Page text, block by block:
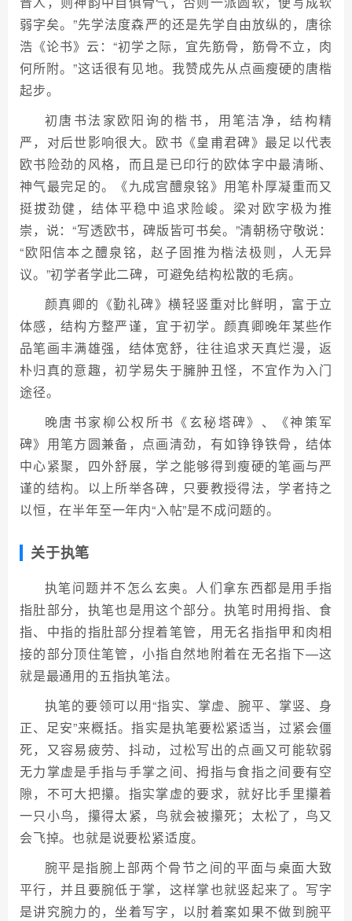
弱字矣。”先学法度森严的还是先学自由放纵的，唐徐
浩《论书》云：“初学之际，宜先筋骨，筋骨不立，肉
何所附。”这话很有见地。我赞成先从点画瘦硬的唐楷
起步。
初唐书法家欧阳询的楷书，用笔洁净，结构精
严，对后世影响很大。欧书《皇甫君碑》最足以代表
欧书险劲的风格，而且是已印行的欧体字中最清晰、
神气最完足的。《九成宫醴泉铭》用笔朴厚凝重而又
挺拔劲健，结体平稳中追求险峻。梁对欧字极为推
崇，说：“写透欧书，碑版皆可书矣。”清朝杨守敬说：
“欧阳信本之醴泉铭，赵子固推为楷法极则，人无异
议。”初学者学此二碑，可避免结构松散的毛病。
颜真卿的《勤礼碑》横轻竖重对比鲜明，富于立
体感，结构方整严谨，宜于初学。颜真卿晚年某些作
品笔画丰满雄强，结体宽舒，往往追求天真烂漫，返
朴归真的意趣，初学易失于臃肿丑怪，不宜作为入门
途径。
晚唐书家柳公权所书《玄秘塔碑》、《神策军
碑》用笔方圆兼备，点画清劲，有如铮铮铁骨，结体
中心紧聚，四外舒展，学之能够得到瘦硬的笔画与严
谨的结构。以上所举各碑，只要教授得法，学者持之
以恒，在半年至一年内“入帖”是不成问题的。
关于执笔
执笔问题并不怎么玄奥。人们拿东西都是用手指
指肚部分，执笔也是用这个部分。执笔时用拇指、食
指、中指的指肚部分捏着笔管，用无名指指甲和肉相
接的部分顶住笔管，小指自然地附着在无名指下—这
就是最通用的五指执笔法。
执笔的要领可以用“指实、掌虚、腕平、掌竖、身
正、足安”来概括。指实是执笔要松紧适当，过紧会僵
死，又容易疲劳、抖动，过松写出的点画又可能软弱
无力掌虚是手指与手掌之间、拇指与食指之间要有空
隙，不可大把攥。指实掌虚的要求，就好比手里攥着
一只小鸟，攥得太紧，鸟就会被攥死；太松了，鸟又
会飞掉。也就是说要松紧适度。
腕平是指腕上部两个骨节之间的平面与桌面大致
平行，并且要腕低于掌，这样掌也就竖起来了。写字
是讲究腕力的，坐着写字，以肘着案如果不做到腕平